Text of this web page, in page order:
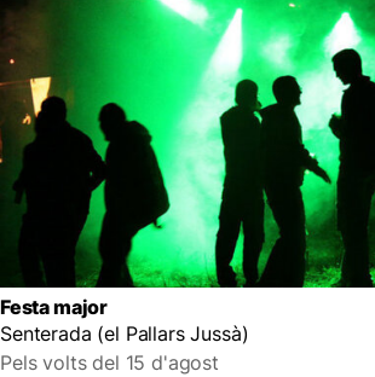
Festa major
Senterada (el Pallars Jussà)
Pels volts del 15 d'agost